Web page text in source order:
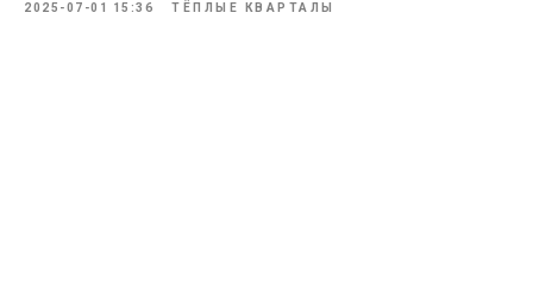
2025-07-01 15:36 ТЁПЛЫЕ КВАРТАЛЫ